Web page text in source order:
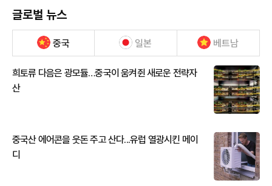
글로벌 뉴스
중국 일본 베트남
희토류 다음은 광모듈…중국이 움켜쥔 새로운 전략자
산
중국산 에어콘을 웃돈 주고 산다...유럽 열광시킨 메이
디